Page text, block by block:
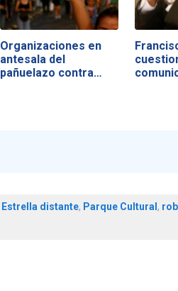
Organizaciones en
antesala del
pañuelazo contra…
Estrella distante, Parque Cultural ,